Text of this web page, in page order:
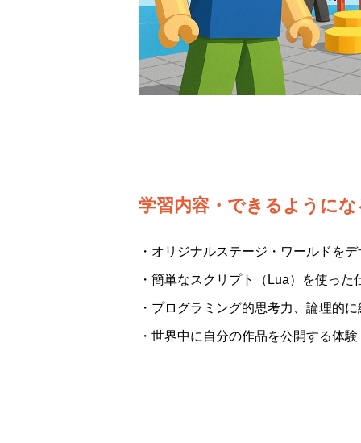
学習内容・できるように
・オリジナルステージ・ワールドを
・簡単なスクリプト（Lua）を使った
・プログラミング的思考力、論理的
・世界中に自分の作品を公開する体験